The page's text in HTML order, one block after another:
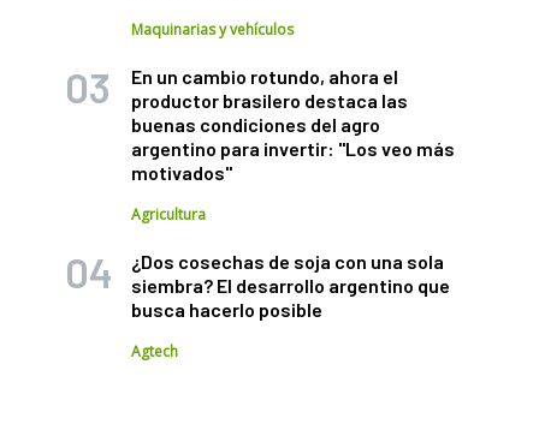
Maquinarias y vehículos
En un cambio rotundo, ahora el
productor brasilero destaca las
buenas condiciones del agro
argentino para invertir: "Los veo más
motivados"
Agricultura
¿Dos cosechas de soja con una sola
siembra? El desarrollo argentino que
busca hacerlo posible
Agtech